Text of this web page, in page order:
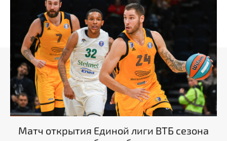
Матч открытия Единой лиги ВТБ сезона